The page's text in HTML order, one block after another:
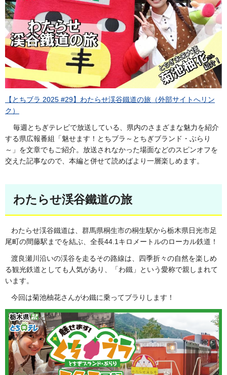
【とちブラ 2025 #29】わたらせ渓谷鐵道の旅（外部サイトへリン
ク）
毎週とちぎテレビで放送している、県内のさまざまな魅力を紹介
する県広報番組「魅せます！とちブラ～とちぎブランド・ぶらり
～」を文章でもご紹介。放送されなかった場面などのスピンオフを
交えた記事なので、本編と併せて読めばより一層楽しめます。
わたらせ渓谷鐵道の旅
わたらせ渓谷鐵道は、群馬県桐生市の桐生駅から栃木県日光市足
尾町の間藤駅までを結ぶ、全長44.1キロメートルのローカル鉄道！
渡良瀬川沿いの渓谷を走るその路線は、四季折々の自然を楽しめ
る観光鉄道としても人気があり、「わ鐵」という愛称で親しまれて
います。
今回は菊池柚花さんがわ鐵に乗ってブラりします！